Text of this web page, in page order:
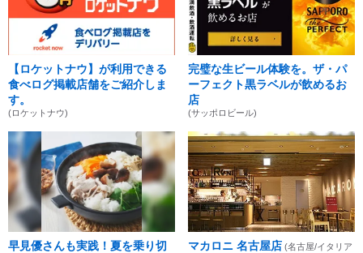
【ロケットナウ】が利用できる
食べログ掲載店舗をご紹介しま
す。
(ロケットナウ)
完璧な生ビール体験を。ザ・パ
ーフェクト黒ラベルが飲めるお
店
(サッポロビール)
早見優さんも実践！夏を乗り切
マカロニ 名古屋店 (名古屋/イタリア